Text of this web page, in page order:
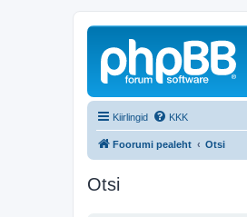
Kiirlingid KKK
Foorumi pealeht Otsi
Otsi